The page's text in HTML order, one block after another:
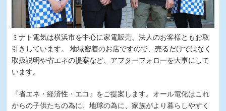
ミナト電気は横浜市を中心に家電販売、法人のお客様ともお取
引きしています。 地域密着のお店ですので、売るだけではなく
取扱説明や省エネの提案など、アフターフォローを大事にして
います。
『省エネ・経済性・エコ』をご提案します。オール電化はこれ
からの子供たちの為に、地球の為に、家族がより暮らしやすく